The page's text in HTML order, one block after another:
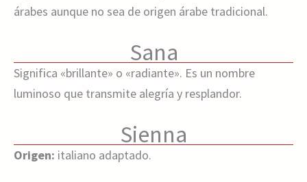
árabes aunque no sea de origen árabe tradicional.
Sana
Significa «brillante» o «radiante». Es un nombre
luminoso que transmite alegría y resplandor.
Sienna
Origen: italiano adaptado.